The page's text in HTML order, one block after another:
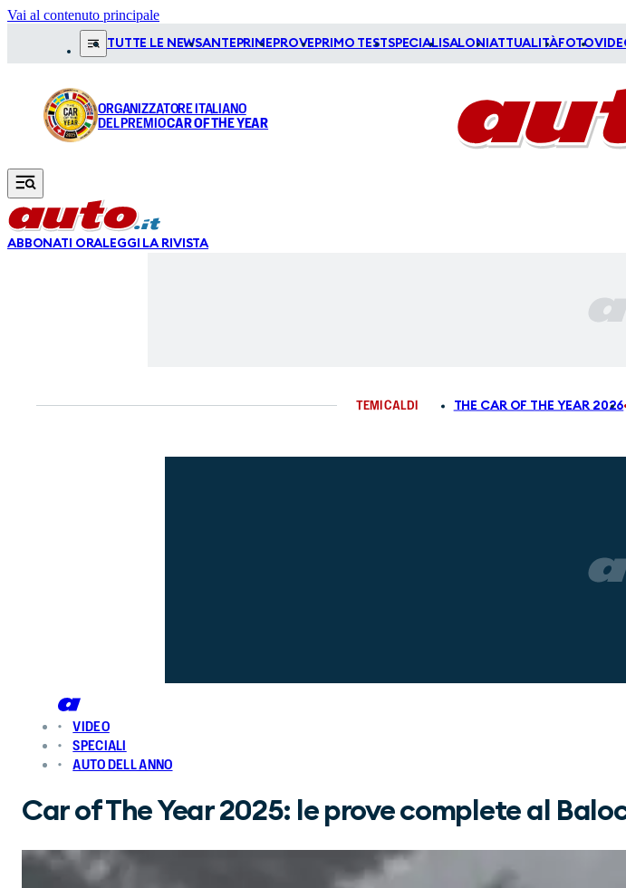
Vai al contenuto principale
TUTTE LE NEWSANTEPRIME PROVE PRIMO TESTSPECIALI SALONI ATTUALITÀFOTO
ORGANIZZATORE ITALIANO
DEL PREMIOCAR OF THE YEAR
ABBONATI ORALEGGI LA RIVISTA
TEMI CALDI THE CAR OF THE YEAR 2026
VIDEO
SPECIALI
AUTO DELL ANNO
Car of The Year 2025: le prove complete al